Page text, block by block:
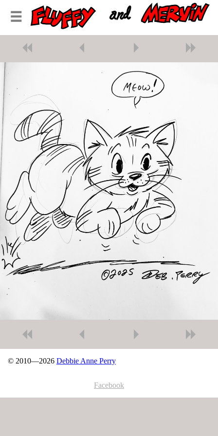
© 2010—2026 Debbie Anne Perry
Facebook